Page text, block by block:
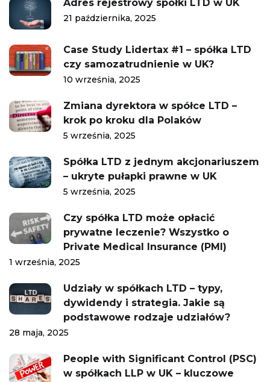
Adres rejestrowy spółki LTD w UK
21 października, 2025
Case Study Lidertax #1 – spółka LTD
czy samozatrudnienie w UK?
10 września, 2025
Zmiana dyrektora w spółce LTD –
krok po kroku dla Polaków
5 września, 2025
Spółka LTD z jednym akcjonariuszem
– ukryte pułapki prawne w UK
5 września, 2025
Czy spółka LTD może opłacić
prywatne leczenie? Wszystko o
Private Medical Insurance (PMI)
1 września, 2025
Udziały w spółkach LTD – typy,
dywidendy i strategia. Jakie są
podstawowe rodzaje udziałów?
28 maja, 2025
People with Significant Control (PSC)
w spółkach LLP w UK – kluczowe